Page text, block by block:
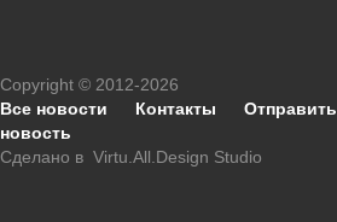
Copyright © 2012-2026
Все новости
Контакты
Отправить
новость
Сделано в Virtu.All.Design Studio